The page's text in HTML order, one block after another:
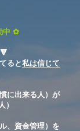
中 ✿
ると私は信じて
に出来る人）が
人）
、資金管理）を